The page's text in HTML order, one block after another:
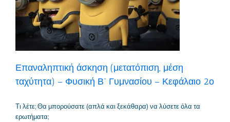
Επαναληπτική άσκηση (μετατόπιση, μέση
ταχύτητα) – Φυσική Β” Γυμνασίου – Κεφάλαιο 2ο
Τι λέτε; Θα μπορούσατε (απλά και ξεκάθαρα) να λύσετε όλα τα
ερωτήματα;